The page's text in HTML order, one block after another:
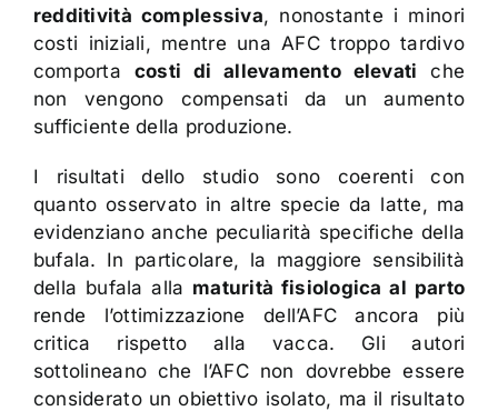
redditività complessiva, nonostante i minori
costi iniziali, mentre una AFC troppo tardivo
comporta costi di allevamento elevati che
non vengono compensati da un aumento
sufficiente della produzione.
I risultati dello studio sono coerenti con
quanto osservato in altre specie da latte, ma
evidenziano anche peculiarità specifiche della
bufala. In particolare, la maggiore sensibilità
della bufala alla maturità fisiologica al parto
rende l’ottimizzazione dell’AFC ancora più
critica rispetto alla vacca. Gli autori
sottolineano che l’AFC non dovrebbe essere
considerato un obiettivo isolato, ma il risultato